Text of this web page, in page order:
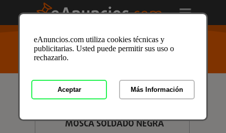
USTED ESTÁ AQUÍ>Anuncios clasificados/ Negocios
Productos y Stocks/Proveedores/Proveedores en
Zaragoza/ Anuncio ID: 4320595
€ 6,00
MOSCA SOLDADO NEGRA
eAnuncios.com utiliza cookies técnicas y
publicitarias. Usted puede permitir sus uso o
rechazarlo.
Aceptar Más Información